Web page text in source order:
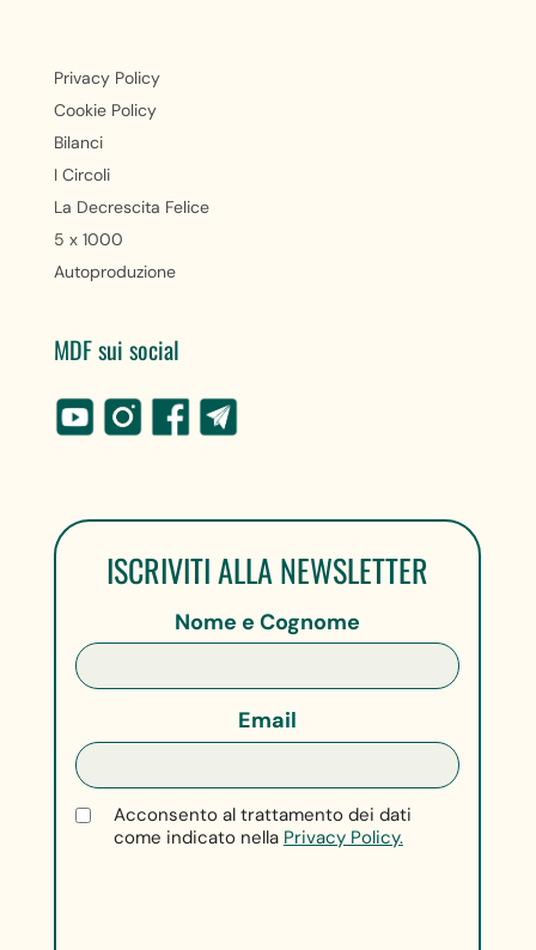
Privacy Policy
Cookie Policy
Bilanci
I Circoli
La Decrescita Felice
5 x 1000
Autoproduzione
MDF sui social
ISCRIVITI ALLA NEWSLETTER
Nome e Cognome
Email
Acconsento al trattamento dei dati
come indicato nella Privacy Policy.